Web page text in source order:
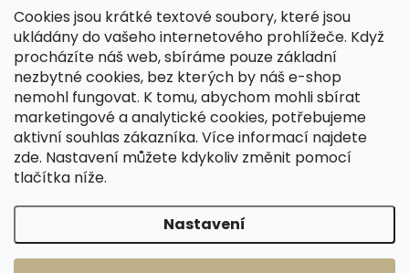
Cookies jsou krátké textové soubory, které jsou
ukládány do vašeho internetového prohlížeče. Když
procházíte náš web, sbíráme pouze základní
nezbytné cookies, bez kterých by náš e-shop
nemohl fungovat. K tomu, abychom mohli sbírat
marketingové a analytické cookies, potřebujeme
aktivní souhlas zákazníka. Více informací najdete
zde. Nastavení můžete kdykoliv změnit pomocí
tlačítka níže.
Nastavení
KONTAKT
dotazy@spongr.cz
+420 776 663 962
https://www.facebook.com/spongr.cz
spongr.cz